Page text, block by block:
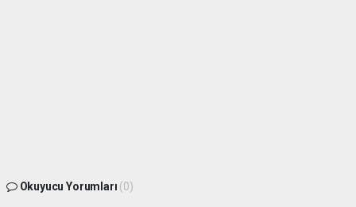
Okuyucu Yorumları (0)